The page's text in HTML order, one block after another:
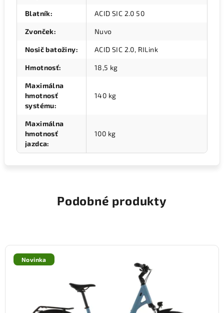
Blatník: ACID SIC 2.0 50
Zvonček: Nuvo
Nosič batožiny: ACID SIC 2.0, RILink
Hmotnosť: 18,5 kg
Maximálna
hmotnosť
systému:
140 kg
Maximálna
hmotnosť
jazdca:
100 kg
Podobné produkty
Novinka